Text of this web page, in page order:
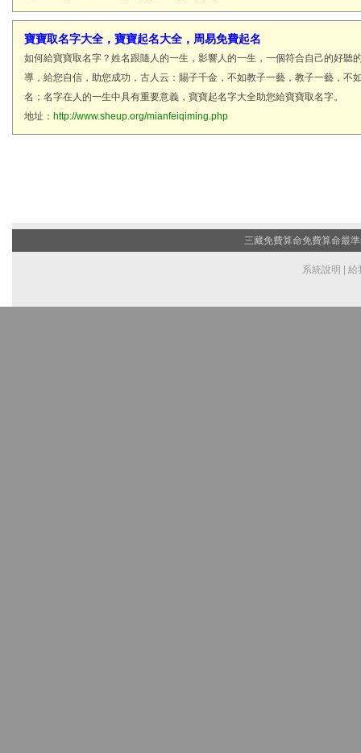
寶寶取名字大全，寶寶起名大全，周易免費起名
如何給寶寶取名字？姓名跟隨人的一生，影響人的一生，一個符合自己的好聽
導，給您自信，助您成功，古人云：賜子千金，不如教子一藝，教子一藝，不
名；名字在人的一生中具有重要意義，寶寶起名字大全助您給寶寶取名字。
地址： http://www.sheup.org/mianfeiqiming.php
三藏免費算命免費算命最
系統說明 給